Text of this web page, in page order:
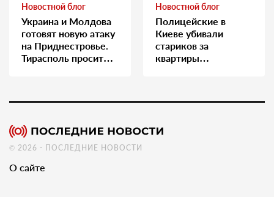
Новостной блог
Украина и Молдова
готовят новую атаку
на Приднестровье.
Тирасполь просит
Новостной блог
Полицейские в
Киеве убивали
стариков за
квартиры…
© 2026 - ПОСЛЕДНИЕ НОВОСТИ
О сайте